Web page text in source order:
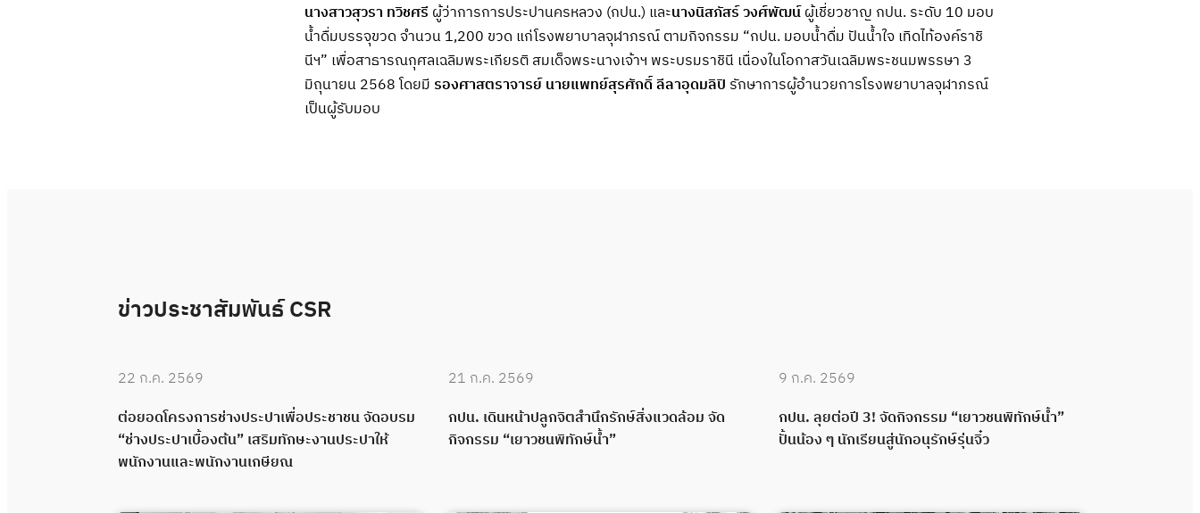
นางสาวสุวรา ทวิชศรี ผู้ว่าการการประปานครหลวง (กปน.) และนางนิสภัสร์ วงศ์พัฒน์ผู้เชี่ยวชาญ กปน. ระดับ 10 มอบ
น้ำดื่มบรรจุขวด จำนวน 1,200 ขวด แก่โรงพยาบาลจุฬาภรณ์ ตามกิจกรรม “กปน. มอบน้ำดื่ม ปันน้ำใจ เทิดไท้องค์ราชิ
นีฯ” เพื่อสาธารณกุศลเฉลิมพระเกียรติ สมเด็จพระนางเจ้าฯ พระบรมราชินี เนื่องในโอกาสวันเฉลิมพระชนมพรรษา 3
มิถุนายน 2568 โดยมี รองศาสตราจารย์ นายแพทย์สุรศักดิ์ ลีลาอุดมลิปิ รักษาการผู้อำนวยการโรงพยาบาลจุฬาภรณ์
เป็นผู้รับมอบ
ข่าวประชาสัมพันธ์ CSR
22 ก.ค. 2569
ต่อยอดโครงการช่างประปาเพื่อประชาชน จัดอบรม
“ช่างประปาเบื้องต้น” เสริมทักษะงานประปาให้
พนักงานและพนักงานเกษียณ
21 ก.ค. 2569
กปน. เดินหน้าปลูกจิตสำนึกรักษ์สิ่งแวดล้อม จัด
กิจกรรม “เยาวชนพิทักษ์น้ำ”
9 ก.ค. 2569
กปน. ลุยต่อปี 3! จัดกิจกรรม “เยาวชนพิทักษ์น้ำ”
ปั้นน้อง ๆ นักเรียนสู่นักอนุรักษ์รุ่นจิ๋ว